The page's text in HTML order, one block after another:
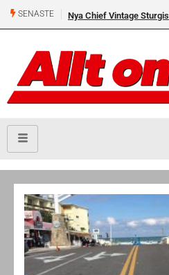
SENASTE Nya Chief Vintage Sturgis